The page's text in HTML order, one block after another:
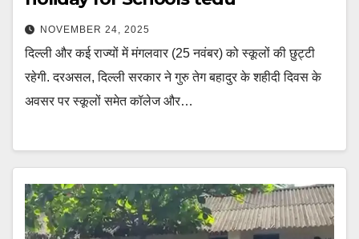
NOVEMBER 24, 2025
दिल्ली और कई राज्यों में मंगलवार (25 नवंबर) को स्कूलों की छुट्टी
रहेगी. दरअसल, दिल्ली सरकार ने गुरु तेग बहादुर के शहीदी दिवस के
अवसर पर स्कूलों समेत कॉलेज और…